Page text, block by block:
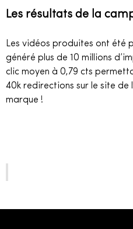
Les résultats de la
Les vidéos produites ont été
généré plus de 10 millions
clic moyen à 0,79 cts
40k redirections sur le site de
marque !